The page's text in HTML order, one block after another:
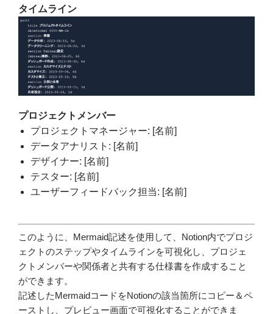
タイムライン
プロジェクトメンバー
プロジェクトマネージャー: [名前]
データアナリスト: [名前]
デザイナー: [名前]
テスター: [名前]
ユーザーフィードバック担当: [名前]
このように、Mermaid記述を使用して、Notion内でプロジ
ェクトのステップやタイムラインを可視化し、プロジェ
クトメンバーや関係者と共有する仕様書を作成すること
ができます。
記述したMermaidコードをNotionの該当箇所にコピー＆ペ
ーストし、プレビュー画面で可視化することができま